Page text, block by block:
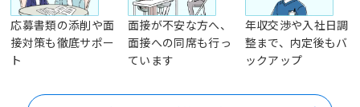
応募書類の添削や面
接対策も徹底サポー
ト
面接が不安な方へ、
面接への同席も行っ
ています
年収交渉や入社日調
整まで、内定後もバ
ックアップ